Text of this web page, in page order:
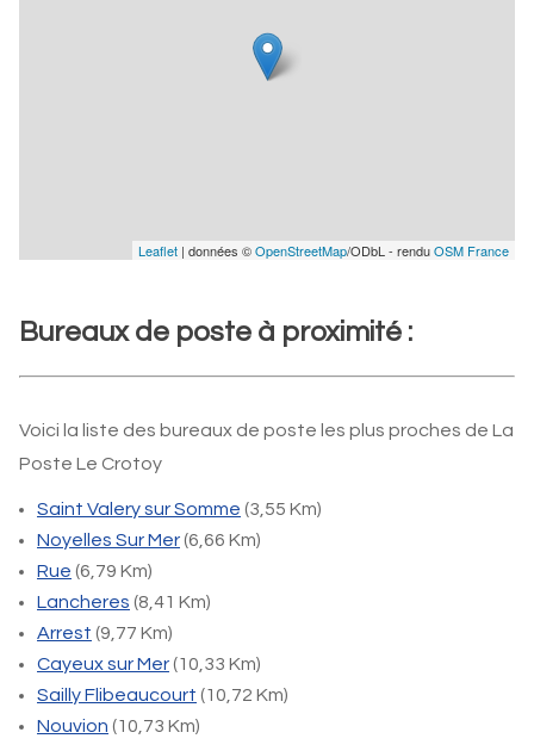
Leaflet | données ©OpenStreetMap/ODbL - renduOSM France
Bureaux de poste à proximité :
Voici la liste des bureaux de poste les plus proches de La
Poste Le Crotoy
Saint Valery sur Somme (3,55 Km)
Noyelles Sur Mer(6,66 Km)
Rue (6,79 Km)
Lancheres (8,41 Km)
Arrest (9,77 Km)
Cayeux sur Mer(10,33 Km)
Sailly Flibeaucourt (10,72 Km)
Nouvion (10,73 Km)